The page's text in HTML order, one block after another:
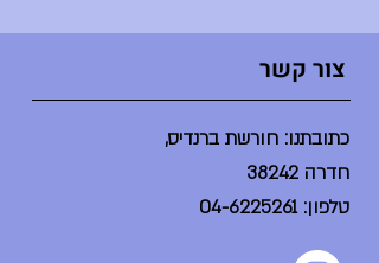
צור קשר
כתובתנו: חורשת ברנדיס,
חדרה 38242
טלפון:04-6225261